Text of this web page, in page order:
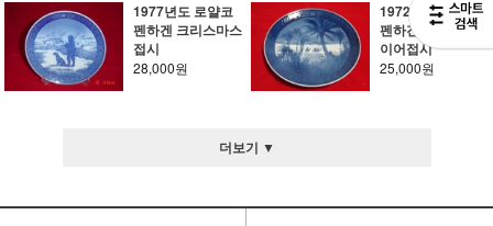
1977년도 로얄코
펜하겐 크리스마스
접시
28,000원
1972년도 로얄코
펜하겐 크리스마스
이어접시
25,000원
더보기 ▼